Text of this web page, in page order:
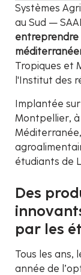
Systèmes
au Sud —
entreprendre
Tropiques et
l'Institut des
Implantée
Montpellier, à
étudiants de
Des
par les
Tous les ans,
année de